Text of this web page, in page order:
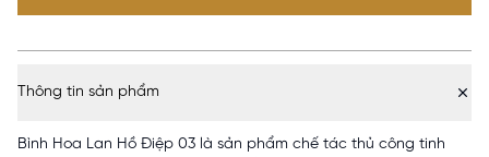
Thông tin sản phẩm
Bình Hoa Lan Hồ Điệp 03 là sản phẩm chế tác thủ công tinh